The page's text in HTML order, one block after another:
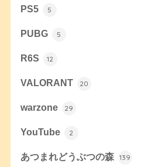
PS5 5
PUBG 5
R6S 12
VALORANT 20
warzone 29
YouTube 2
あつまれどうぶつの森 139